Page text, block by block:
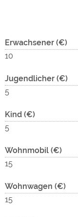
Erwachsener (€)
10
Jugendlicher (€)
5
Kind (€)
5
Wohnmobil (€)
15
Wohnwagen (€)
15